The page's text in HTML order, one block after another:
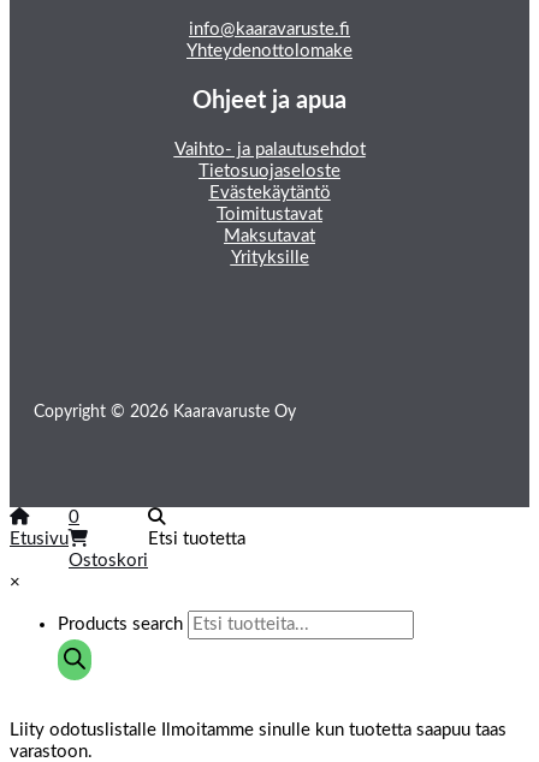
info@kaaravaruste.fi
Yhteydenottolomake
Ohjeet ja apua
Vaihto- ja palautusehdot
Tietosuojaseloste
Evästekäytäntö
Toimitustavat
Maksutavat
Yrityksille
Copyright © 2026 Kaaravaruste Oy
Etusivu
0
Ostoskori
Etsi tuotetta
×
Products search
Liity odotuslistalle
Ilmoitamme sinulle kun tuotetta saapuu taas
varastoon.